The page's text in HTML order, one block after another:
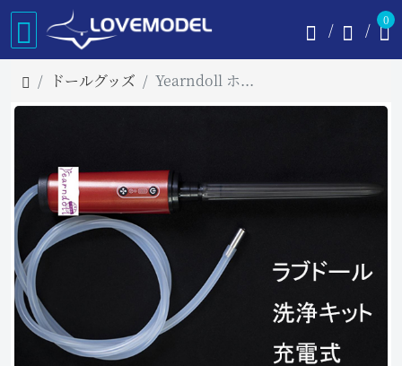
0
ドールグッズ Yearndoll ホール洗浄器 ラブドール専用 洗浄&下半身洗浄・消毒・乾燥